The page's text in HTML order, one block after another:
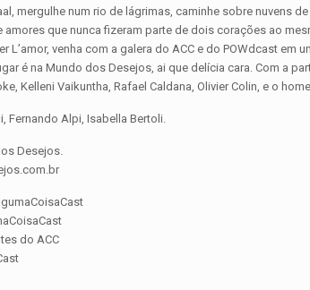
mergulhe num rio de lágrimas, caminhe sobre nuvens
amores que nunca fizeram parte de dois corações ao
L’amor, venha com a galera do ACC e do POWdcast em
é na Mundo dos Desejos, ai que delícia cara. Com a
Kelleni Vaikuntha, Rafael Caldana, Olivier Colin, e o
Fernando Alpi, Isabella Bertoli.
Desejos.
do ACC